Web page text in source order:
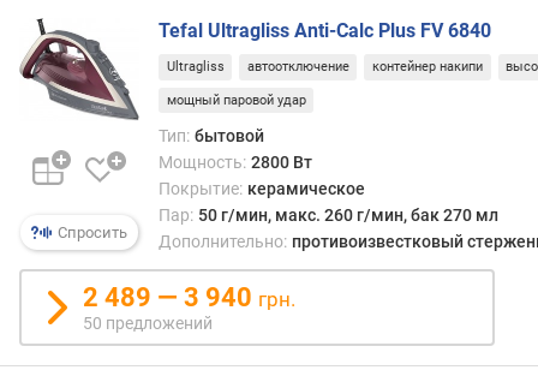
о
т
ш
е
ы
х
к
д
о
р
Спросить
Tefal Ultragliss Anti-Calc Plus FV 6840
Ultragliss автоотключение контейнер накипи
мощный паровой удар
Тип: бытовой
Мощность: 2800 Вт
Покрытие: керамическое
Пар: 50 г/мин, макс. 260 г/мин, бак 270 мл
Дополнительно: противоизвестковый
2 489 — 3 940 грн.
50 предложений